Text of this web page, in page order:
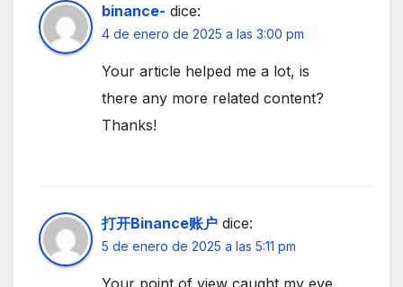
binance- dice:
4 de enero de 2025 a las 3:00 pm
Your article helped me a lot, is
there any more related content?
Thanks!
打开Binance账户 dice:
5 de enero de 2025 a las 5:11 pm